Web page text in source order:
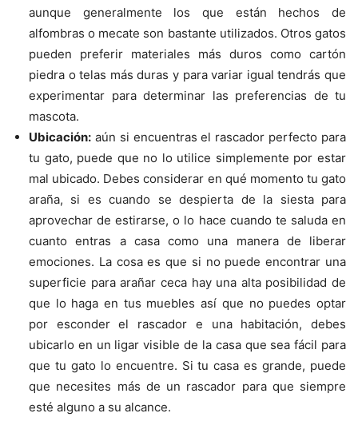
aunque generalmente los que están hechos de
alfombras o mecate son bastante utilizados. Otros gatos
pueden preferir materiales más duros como cartón
piedra o telas más duras y para variar igual tendrás que
experimentar para determinar las preferencias de tu
mascota.
Ubicación: aún si encuentras el rascador perfecto para
tu gato, puede que no lo utilice simplemente por estar
mal ubicado. Debes considerar en qué momento tu gato
araña, si es cuando se despierta de la siesta para
aprovechar de estirarse, o lo hace cuando te saluda en
cuanto entras a casa como una manera de liberar
emociones. La cosa es que si no puede encontrar una
superficie para arañar ceca hay una alta posibilidad de
que lo haga en tus muebles así que no puedes optar
por esconder el rascador e una habitación, debes
ubicarlo en un ligar visible de la casa que sea fácil para
que tu gato lo encuentre. Si tu casa es grande, puede
que necesites más de un rascador para que siempre
esté alguno a su alcance.